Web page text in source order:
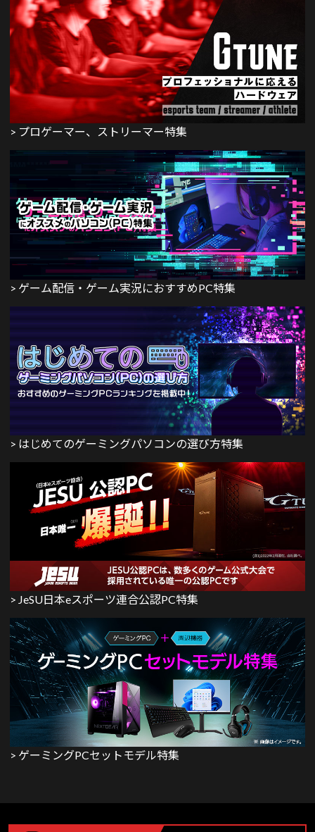
> プロゲーマー、ストリーマー特集
> ゲーム配信・ゲーム実況におすすめPC特集
> はじめてのゲーミングパソコンの選び方特集
> JeSU日本eスポーツ連合公認PC特集
> ゲーミングPCセットモデル特集